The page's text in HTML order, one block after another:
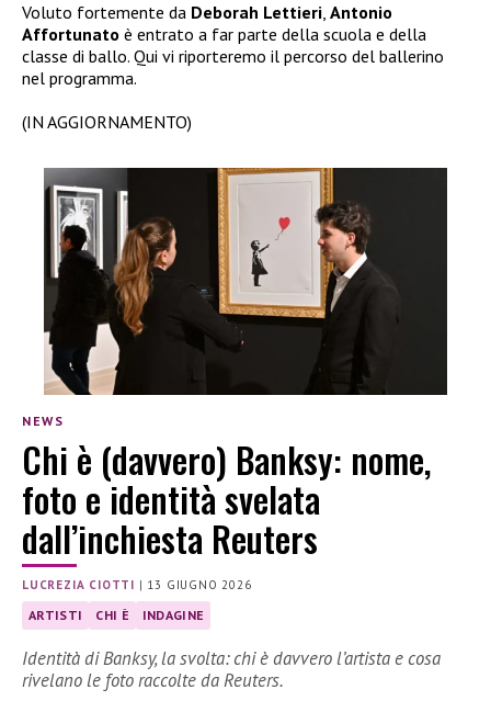
Voluto fortemente da Deborah Lettieri, Antonio
Affortunato è entrato a far parte della scuola e della
classe di ballo. Qui vi riporteremo il percorso del ballerino
nel programma.
(IN AGGIORNAMENTO)
NEWS
Chi è (davvero) Banksy: nome,
foto e identità svelata
dall’inchiesta Reuters
LUCREZIA CIOTTI | 13 GIUGNO 2026
ARTISTI CHI È INDAGINE
Identità di Banksy, la svolta: chi è davvero l’artista e cosa
rivelano le foto raccolte da Reuters.